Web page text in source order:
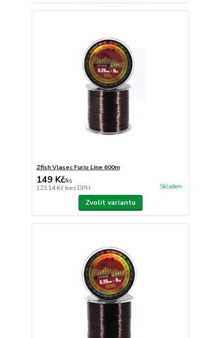
Zfish Vlasec Furio Line 600m
149 Kč/ks
123,14 Kč bez DPH Skladem
Zvolit variantu